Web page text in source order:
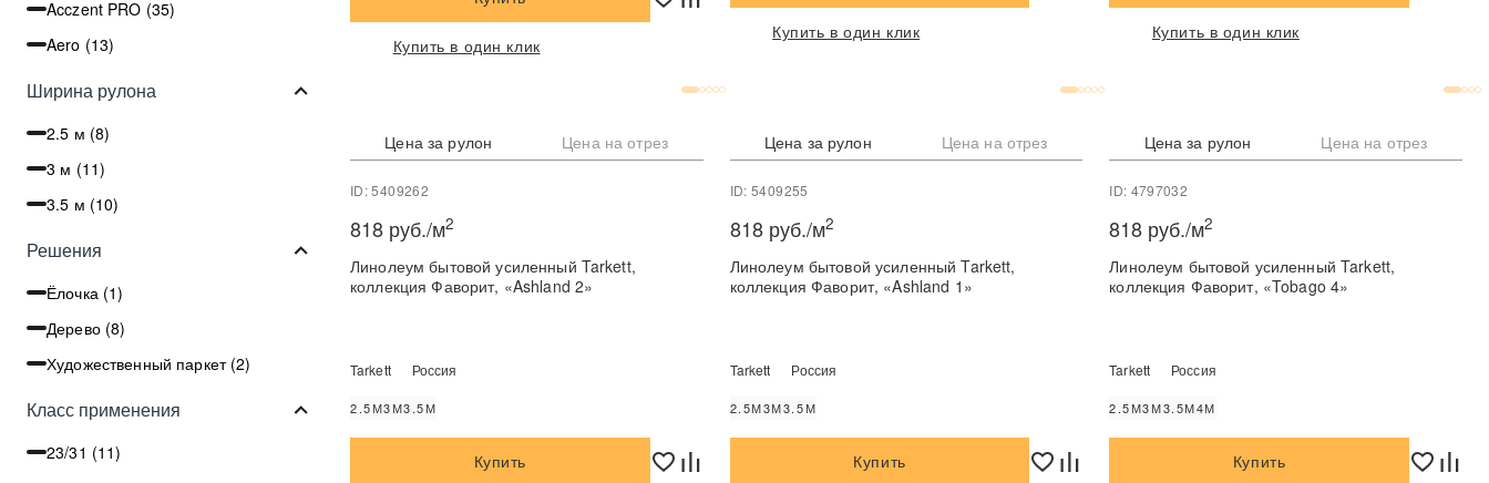
Acczent PRO (35)
Aero (13)
Ширина рулона
2.5 м (8)
3 м (11)
3.5 м (10)
Решения
Ёлочка (1)
Дерево (8)
Художественный паркет (2)
Класс применения
23/31 (11)
Купить в один клик
Купить в один клик Купить в один клик
Цена за рулон Цена на отрез
ID: 5409262
818 руб./м2
Линолеум бытовой усиленный Tarkett,
коллекция Фаворит, «Ashland 2»
Tarkett Россия
2.5М3М3.5М
Купить
Цена за рулон Цена на отрез
ID: 5409255
818 руб./м2
Линолеум бытовой усиленный Tarkett,
коллекция Фаворит, «Ashland 1»
Tarkett Россия
2.5М3М3.5М
Купить
Цена за рулон Цена на отрез
ID: 4797032
818 руб./м2
Линолеум бытовой усиленный Tarkett,
коллекция Фаворит, «Tobago 4»
Tarkett Россия
2.5М3М3.5М4М
Купить